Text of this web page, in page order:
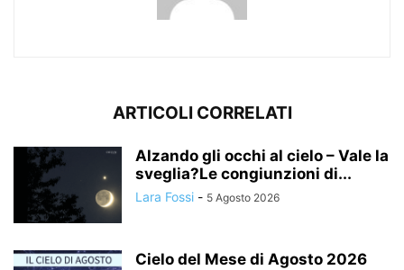
ARTICOLI CORRELATI
Alzando gli occhi al cielo – Vale la
sveglia?Le congiunzioni di...
Lara Fossi - 5 Agosto 2026
Cielo del Mese di Agosto 2026